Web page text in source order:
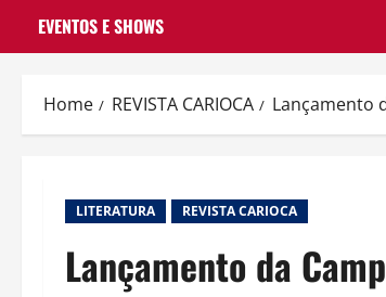
EVENTOS E SHOWS
Home REVISTA CARIOCA Lançamento
LITERATURA REVISTA CARIOCA
Lançamento da